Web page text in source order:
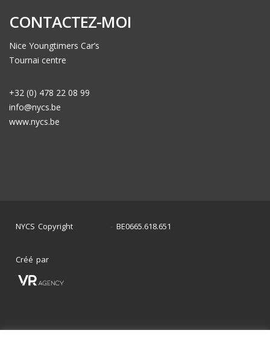
CONTACTEZ-MOI
Nice Youngtimers Car’s
Tournai centre
+32 (0) 478 22 08 99
info@nycs.be
www.nycs.be
NYCS Copyright - BE0665.618.651
Créé par